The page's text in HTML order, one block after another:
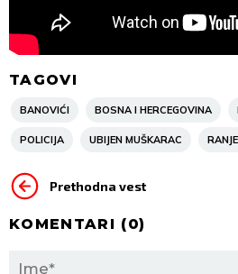
TAGOVI
BANOVIĆI BOSNA I HERCEGOVINA
POLICIJA UBIJEN MUŠKARAC
Prethodna vest
KOMENTARI (0)